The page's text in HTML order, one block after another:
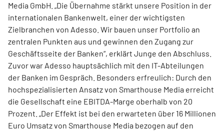
Media GmbH. „Die Übernahme stärkt unsere Position in der
internationalen Bankenwelt, einer der wichtigsten
Zielbranchen von Adesso. Wir bauen unser Portfolio an
zentralen Punkten aus und gewinnen den Zugang zur
Geschäftsseite der Banken“, erklärt Junge den Abschluss.
Zuvor war Adesso hauptsächlich mit den IT-Abteilungen
der Banken im Gespräch. Besonders erfreulich: Durch den
hochspezialisierten Ansatz von Smarthouse Media erreicht
die Gesellschaft eine EBITDA-Marge oberhalb von 20
Prozent. „Der Effekt ist bei den erwarteten über 16 Millionen
Euro Umsatz von Smarthouse Media bezogen auf den